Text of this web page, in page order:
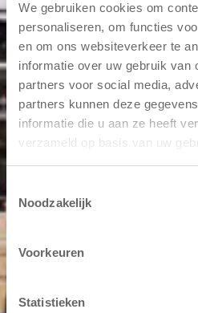
We gebruiken cookies om
personaliseren, om functies
en om ons websiteverkeer te
informatie over uw gebruik van
partners voor social media,
partners kunnen deze
informatie die u aan ze heeft
verzameld op basis van uw
Noodzakelijk
Voorkeuren
Statistieken
Logistik im Betrieb am Laufen
neue Flurförderzeuge oft
5. Februar 2026 Weiterlesen
info@relevator.se
Kontaktieren Sie uns